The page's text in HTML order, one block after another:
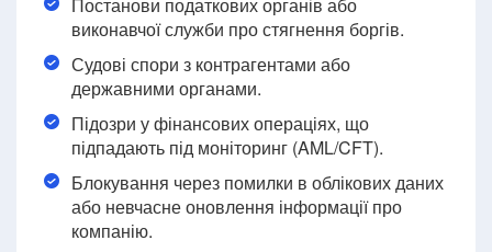
виконавчої служби про стягнення боргів.
Судові спори з контрагентами або
державними органами.
Підозри у фінансових операціях, що
підпадають під моніторинг (AML/CFT).
Блокування через помилки в облікових даних
або невчасне оновлення інформації про
компанію.